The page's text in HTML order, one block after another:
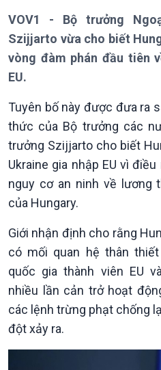
Chính trị
Tin Chính trị
Chính phủ với người dân
Quốc hội với cử tri
Xây dựng đảng
Đảng trong cuộc sống
Nhận diện sự thật
VOV1 - Bộ trưởng
Szijjarto vừa cho biết
vòng đàm phán đầu tiên
EU.
Tuyên bố này được đưa ra
thức của Bộ trưởng các
trưởng Szijjarto cho biết
Ukraine gia nhập EU vì
nguy cơ an ninh về lương
của Hungary.
Giới nhận định cho rằng
có mối quan hệ thân
quốc gia thành viên EU
nhiều lần cản trở hoạt
các lệnh trừng phạt chống
đột xảy ra.